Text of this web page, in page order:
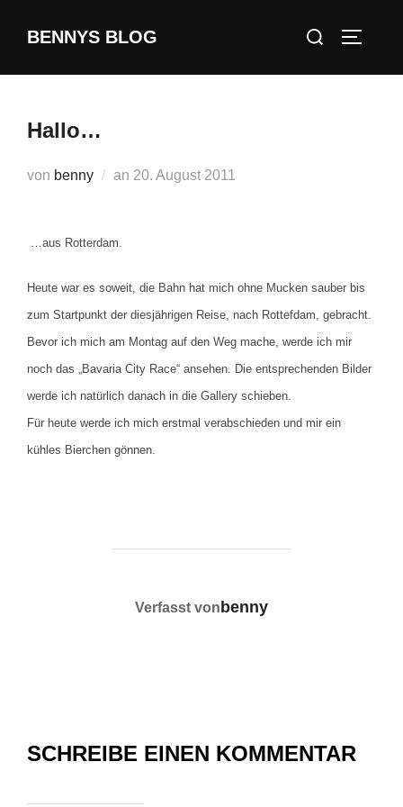
InhaltBENNYS BLOG
Suchen
Hallo…
von benny an Veröffentlicht
20. August 2011
…aus Rotterdam.
Heute war es soweit, die Bahn hat mich ohne Mucken sauber bis
zum Startpunkt der diesjährigen Reise, nach Rottefdam, gebracht.
Bevor ich mich am Montag auf den Weg mache, werde ich mir
noch das „Bavaria City Race“ ansehen. Die entsprechenden Bilder
werde ich natürlich danach in die Gallery schieben.
Für heute werde ich mich erstmal verabschieden und mir ein
kühles Bierchen gönnen.
BEITRAGSAUTOR
Verfasst vonbenny
SCHREIBE EINEN KOMMENTAR